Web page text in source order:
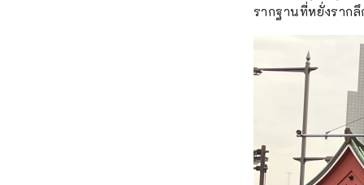
รากฐานที่หยั่งราก